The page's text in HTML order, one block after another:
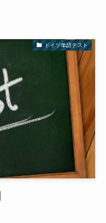
ドイツ単語テスト